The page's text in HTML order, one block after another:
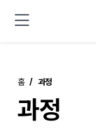
홈 과정
과정